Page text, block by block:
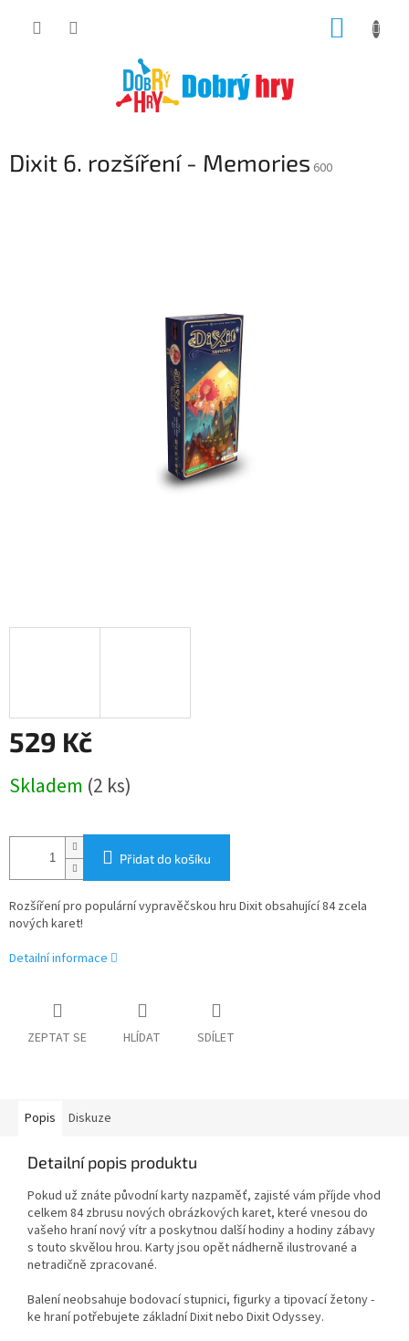
Dixit 6. rozšíření - Memories 600
529 Kč
cena:
Skladem (2 ks)
Přidat do košíku
Rozšíření pro populární vypravěčskou hru Dixit obsahující 84 zcela
nových karet!
Detailní informace
ZEPTAT SE HLÍDAT SDÍLET
Popis Diskuze
Detailní popis produktu
Pokud už znáte původní karty nazpaměť, zajisté vám příjde vhod
celkem 84 zbrusu nových obrázkových karet, které vnesou do
vašeho hraní nový vítr a poskytnou další hodiny a hodiny zábavy
s touto skvělou hrou. Karty jsou opět nádherně ilustrované a
netradičně zpracované.
Balení neobsahuje bodovací stupnici, figurky a tipovací žetony -
ke hraní potřebujete základní Dixit nebo Dixit Odyssey.